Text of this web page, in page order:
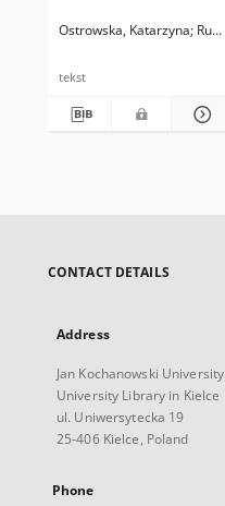
Ostrowska, Katarzyna
tekst
CONTACT DETAILS
Address
Jan Kochanowski
University Library in Kielce
ul. Uniwersytecka 19
25-406 Kielce, Poland
Phone